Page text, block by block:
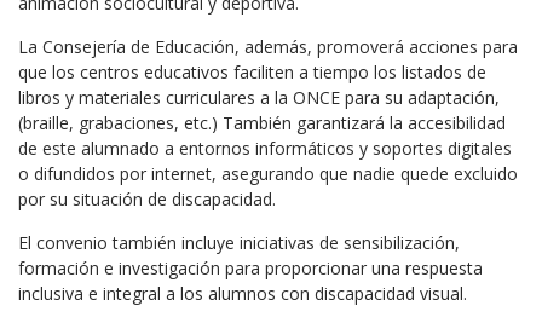
La Consejería de Educación, además, promoverá acciones para
que los centros educativos faciliten a tiempo los listados de
libros y materiales curriculares a la ONCE para su adaptación,
(braille, grabaciones, etc.) También garantizará la accesibilidad
de este alumnado a entornos informáticos y soportes digitales
o difundidos por internet, asegurando que nadie quede excluido
por su situación de discapacidad.
El convenio también incluye iniciativas de sensibilización,
formación e investigación para proporcionar una respuesta
inclusiva e integral a los alumnos con discapacidad visual.